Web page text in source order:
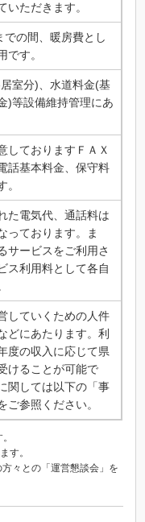
いただきます。
の間、暖房費とし
です。
室分)、水道料金(基
)等設備維持管理にあ
しておりますＦＡＸ
話基本料金、保守料
。
た電気代、通話料は
っております。ま
サービスをご利用さ
ス利用料として各自
していくための人件
どにあたります。利
度の収入に応じて県
けることが可能で
関しては以下の「事
ご参照ください。
す。
々との「運営懇談会」を